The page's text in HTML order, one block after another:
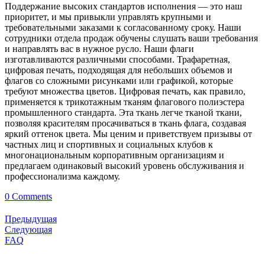
Поддержание высоких стандартов исполнения — это наш
приоритет, и мы привыкли управлять крупными и
требовательными заказами к согласованному сроку. Наши
сотрудники отдела продаж обучены слушать ваши требования
и направлять вас в нужное русло. Наши флаги
изготавливаются различными способами. Трафаретная,
цифровая печать, подходящая для небольших объемов и
флагов со сложными рисунками или графикой, которые
требуют множества цветов. Цифровая печать, как правило,
применяется к трикотажным тканям флагового полиэстера
промышленного стандарта. Эта ткань легче тканой ткани,
позволяя красителям просачиваться в ткань флага, создавая
яркий оттенок цвета. Мы ценим и приветствуем призывы от
частных лиц и спортивных и социальных клубов к
многонациональным корпоративным организациям и
предлагаем одинаковый высокий уровень обслуживания и
профессионализма каждому.
0 Comments
Предыдущая
Следующая
FAQ